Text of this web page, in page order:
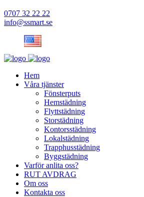
0707 32 22 22
info@ssmart.se
Hem
Våra tjänster
Fönsterputs
Hemstädning
Flyttstädning
Storstädning
Kontorsstädning
Lokalstädning
Trapphusstädning
Byggstädning
Varför anlita oss?
RUT AVDRAG
Om oss
Kontakta oss